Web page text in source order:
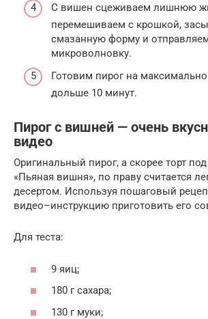
С вишен сцеживаем лишнюю
перемешиваем с крошкой,
смазанную форму и
микроволновку.
Готовим пирог на
дольше 10 минут.
Пирог с вишней — очень
видео
Оригинальный пирог, а скорее торт
«Пьяная вишня», по праву считается
десертом. Используя пошаговый
видео–инструкцию приготовить его
Для теста:
9 яиц;
180 г сахара;
130 г муки;